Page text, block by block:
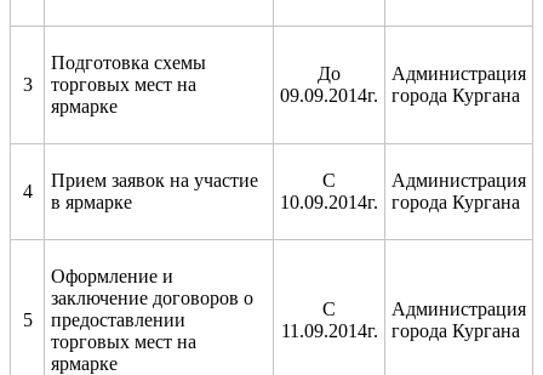
3
Подготовка схемы
торговых мест на
ярмарке
До
09.09.2014г.
Администрация
города Кургана
4
Прием заявок на участие
в ярмарке
С
10.09.2014г.
Администрация
города Кургана
5
Оформление и
заключение договоров о
предоставлении
торговых мест на
ярмарке
С
11.09.2014г.
Администрация
города Кургана